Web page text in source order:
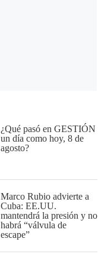
¿Qué pasó en GESTIÓN
un día como hoy, 8 de
agosto?
Marco Rubio advierte a
Cuba: EE.UU.
mantendrá la presión y no
habrá “válvula de
escape”